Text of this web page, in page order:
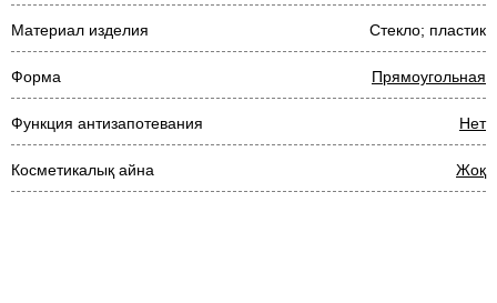
Материал изделия Стекло; пластик
Форма Прямоугольная
Функция антизапотевания Нет
Косметикалық айна Жоқ